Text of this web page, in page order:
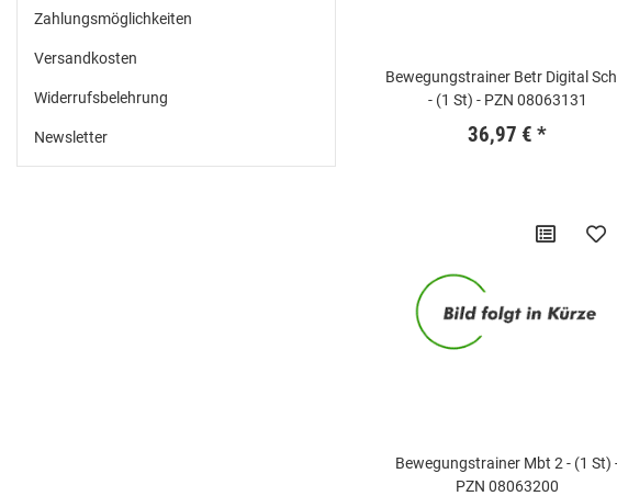
Bewegungstrainer Betr Digital
- (1 St) - PZN 08063131
36,97 € *
Bewegungstrainer Mbt 2 - (1 St)
PZN 08063200
Zahlungsmöglichkeiten
Versandkosten
Widerrufsbelehrung
Newsletter